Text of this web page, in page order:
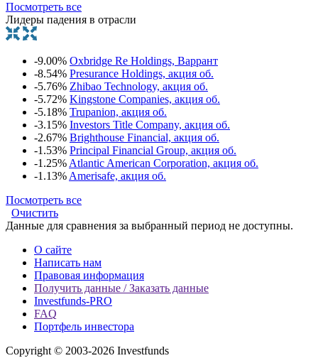
Посмотреть все
Лидеры падения в отрасли
-9.00% Oxbridge Re Holdings, Варрант
-8.54% Presurance Holdings, акция об.
-5.76% Zhibao Technology, акция об.
-5.72% Kingstone Companies, акция об.
-5.18% Trupanion, акция об.
-3.15% Investors Title Company, акция об.
-2.67% Brighthouse Financial, акция об.
-1.53% Principal Financial Group, акция об.
-1.25% Atlantic American Corporation, акция об.
-1.13% Amerisafe, акция об.
Посмотреть все
Очистить
Данные для сравнения за выбранный период не доступны.
О сайте
Написать нам
Правовая информация
Получить данные / Заказать данные
Investfunds-PRO
FAQ
Портфель инвестора
Copyright © 2003-2026 Investfunds